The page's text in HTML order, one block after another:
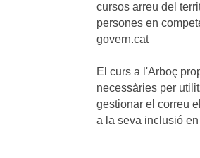
cursos arreu del
persones en
govern.cat
El curs a l'Arboç
necessàries per
gestionar el correu
a la seva inclusió